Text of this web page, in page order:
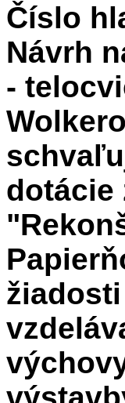
Číslo
Návrh
-
dotácie